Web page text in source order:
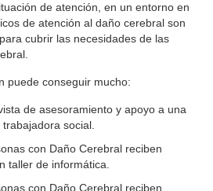
de atención, en un entorno en
de atención al daño cerebral son
cubrir las necesidades de las
puede conseguir mucho:
de asesoramiento y apoyo a una
social.
con Daño Cerebral reciben
taller de informática.
con Daño Cerebral reciben